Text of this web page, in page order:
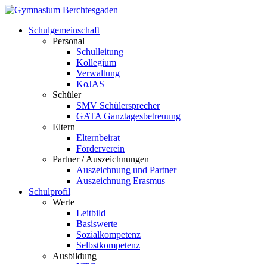
Schulgemeinschaft
Personal
Schulleitung
Kollegium
Verwaltung
KoJAS
Schüler
SMV Schülersprecher
GATA Ganztagesbetreuung
Eltern
Elternbeirat
Förderverein
Partner / Auszeichnungen
Auszeichnung und Partner
Auszeichnung Erasmus
Schulprofil
Werte
Leitbild
Basiswerte
Sozialkompetenz
Selbstkompetenz
Ausbildung